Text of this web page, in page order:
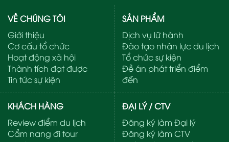
VỀ CHÚNG TÔI
Giới thiệu
Cơ cấu tổ chức
Hoạt động xã hội
Thành tích đạt được
Tin tức sự kiện
SẢN PHẨM
Dịch vụ lữ hành
Đào tạo nhân lực du lịch
Tổ chức sự kiện
Đề án phát triển điểm
đến
KHÁCH HÀNG
Review điểm du lịch
Cẩm nang đi tour
ĐẠI LÝ / CTV
Đăng ký làm Đại lý
Đăng ký làm CTV